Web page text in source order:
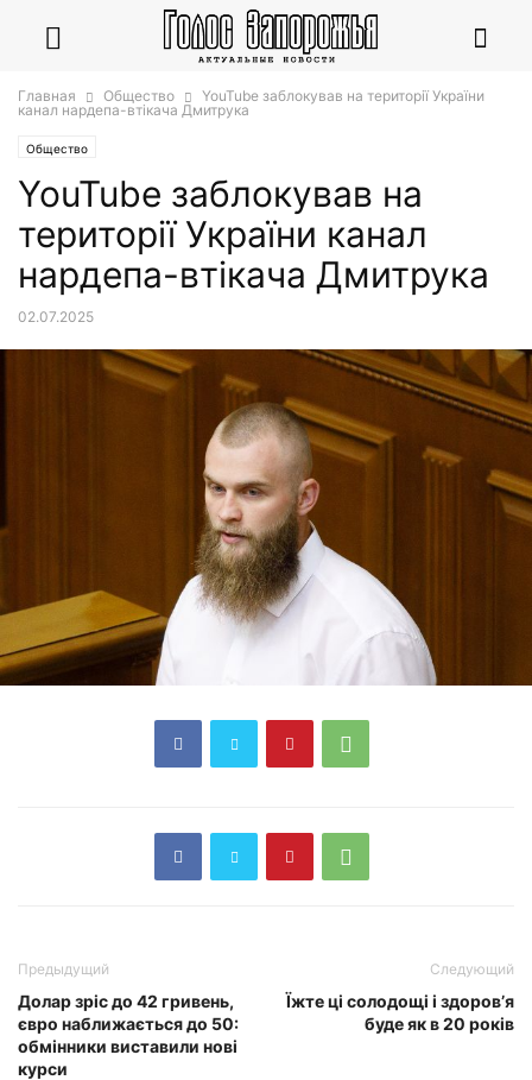
Главная Общество
YouTube заблокував на території України
канал нардепа-втікача Дмитрука
Общество
YouTube заблокував на
території України канал
нардепа-втікача Дмитрука
02.07.2025
Предыдущий
Долар зріс до 42 гривень,
євро наближається до 50:
обмінники виставили нові
курси
Следующий
Їжте ці солодощі і здоровʼя
буде як в 20 років